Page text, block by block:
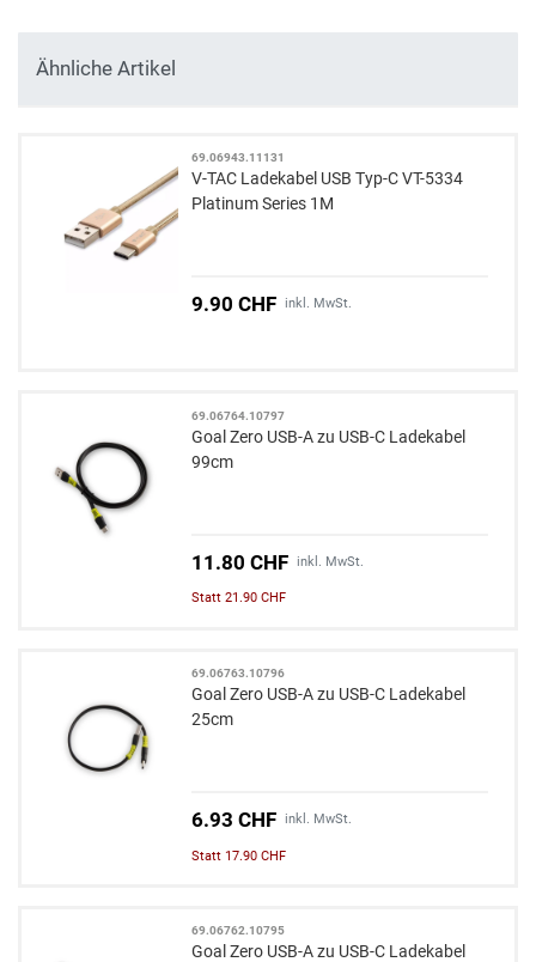
Ähnliche Artikel
69.06943.11131
V-TAC Ladekabel USB Typ-C VT-5334
Platinum Series 1M
9.90 CHF inkl. MwSt.
69.06764.10797
Goal Zero USB-A zu USB-C Ladekabel
99cm
11.80 CHF inkl. MwSt.
Statt 21.90 CHF
69.06763.10796
Goal Zero USB-A zu USB-C Ladekabel
25cm
6.93 CHF inkl. MwSt.
Statt 17.90 CHF
69.06762.10795
Goal Zero USB-A zu USB-C Ladekabel